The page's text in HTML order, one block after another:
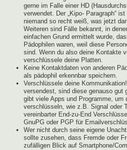
gerne im Falle einer HD
verwendet. Der „Kipo- Paragraph“
niemand so recht weiß, was jetzt
Weiteren sind Fälle bekannt, in
einfachen Grund ermittelt wurde,
Pädophilen waren, weil diese
sind. Wenn du also deine Kontakte
verschlüssele deine Platten.
Keine Kontaktdaten von anderen
als pädophil erkennbar speichern.
Verschlüssele deine
versendest, sind diese genauso gut
gibt viele Apps und Programme, um
verschlüsseln, wie z.B. Signal oder
vereinbarter End-zu-End
GnuPG oder PGP für
Wer nicht durch seine eigene
sollte zusehen, dass Fremde oder
zufälligen Blick auf Smartphone/